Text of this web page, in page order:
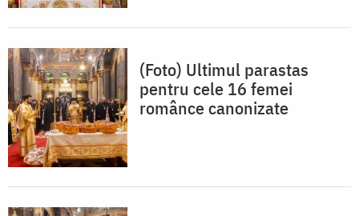
(Foto) Ultimul parastas
pentru cele 16 femei
românce canonizate